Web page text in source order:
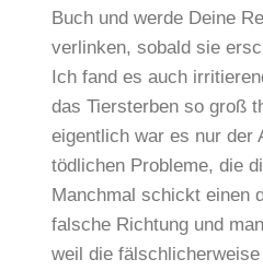
Buch und werde Deine
verlinken, sobald sie
Ich fand es auch
das Tiersterben so groß
eigentlich war es nur der
tödlichen Probleme, die
Manchmal schickt einen
falsche Richtung und
weil die